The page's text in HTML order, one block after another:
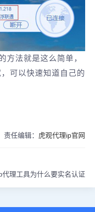
方法就是这么简单，
可以快速知道自己的
责任编辑： 虎观代理ip官网
代理工具为什么要实名认证